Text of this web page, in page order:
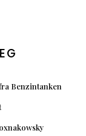
Benzintanken